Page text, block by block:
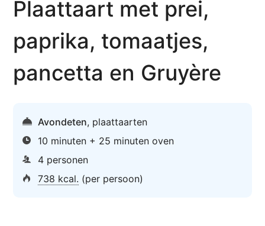
Plaattaart met prei,
paprika, tomaatjes,
pancetta en Gruyère
Avondeten, plaattaarten
10 minuten + 25 minuten oven
4 personen
738 kcal. (per persoon)